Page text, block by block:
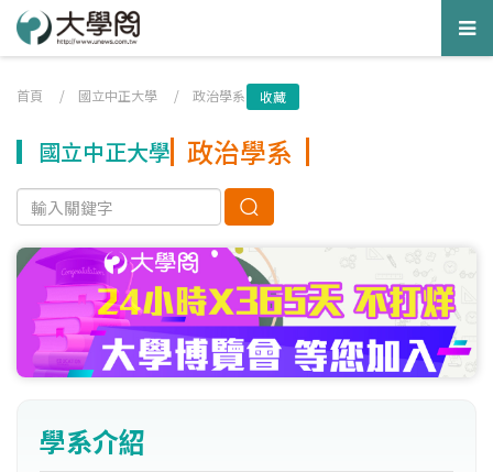
首頁 / 國立中正大學 / 政治學系 收藏
國立中正大學 政治學系
學系介紹